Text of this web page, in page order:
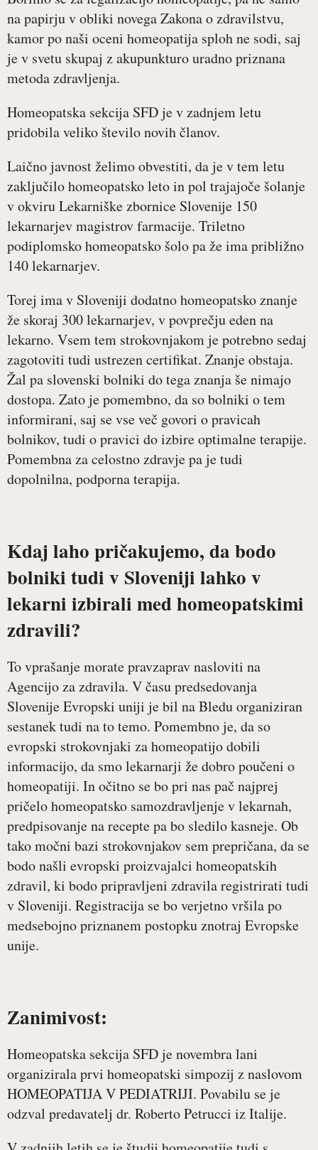
na papirju v obliki novega Zakona o zdravilstvu,
kamor po naši oceni homeopatija sploh ne sodi, saj
je v svetu skupaj z akupunkturo uradno priznana
metoda zdravljenja.
Homeopatska sekcija SFD je v zadnjem letu
pridobila veliko število novih članov.
Laično javnost želimo obvestiti, da je v tem letu
zaključilo homeopatsko leto in pol trajajoče šolanje
v okviru Lekarniške zbornice Slovenije 150
lekarnarjev magistrov farmacije. Triletno
podiplomsko homeopatsko šolo pa že ima približno
140 lekarnarjev.
Torej ima v Sloveniji dodatno homeopatsko znanje
že skoraj 300 lekarnarjev, v povprečju eden na
lekarno. Vsem tem strokovnjakom je potrebno sedaj
zagotoviti tudi ustrezen certifikat. Znanje obstaja.
Žal pa slovenski bolniki do tega znanja še nimajo
dostopa. Zato je pomembno, da so bolniki o tem
informirani, saj se vse več govori o pravicah
bolnikov, tudi o pravici do izbire optimalne terapije.
Pomembna za celostno zdravje pa je tudi
dopolnilna, podporna terapija.
Kdaj laho pričakujemo, da bodo
bolniki tudi v Sloveniji lahko v
lekarni izbirali med homeopatskimi
zdravili?
To vprašanje morate pravzaprav nasloviti na
Agencijo za zdravila. V času predsedovanja
Slovenije Evropski uniji je bil na Bledu organiziran
sestanek tudi na to temo. Pomembno je, da so
evropski strokovnjaki za homeopatijo dobili
informacijo, da smo lekarnarji že dobro poučeni o
homeopatiji. In očitno se bo pri nas pač najprej
pričelo homeopatsko samozdravljenje v lekarnah,
predpisovanje na recepte pa bo sledilo kasneje. Ob
tako močni bazi strokovnjakov sem prepričana, da se
bodo našli evropski proizvajalci homeopatskih
zdravil, ki bodo pripravljeni zdravila registrirati tudi
v Sloveniji. Registracija se bo verjetno vršila po
medsebojno priznanem postopku znotraj Evropske
unije.
Zanimivost:
Homeopatska sekcija SFD je novembra lani
organizirala prvi homeopatski simpozij z naslovom
HOMEOPATIJA V PEDIATRIJI. Povabilu se je
odzval predavatelj dr. Roberto Petrucci iz Italije.